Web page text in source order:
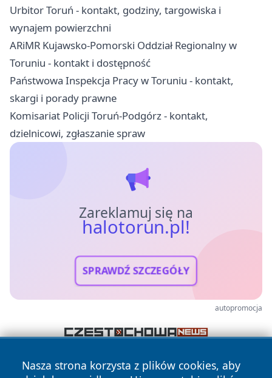
Urbitor Toruń - kontakt, godziny, targowiska i
wynajem powierzchni
ARiMR Kujawsko-Pomorski Oddział Regionalny w
Toruniu - kontakt i dostępność
Państwowa Inspekcja Pracy w Toruniu - kontakt,
skargi i porady prawne
Komisariat Policji Toruń-Podgórz - kontakt,
dzielnicowi, zgłaszanie spraw
Zareklamuj się na
halotorun.pl!
SPRAWDŹ SZCZEGÓŁY
autopromocja
Nasza strona korzysta z plików cookies, aby